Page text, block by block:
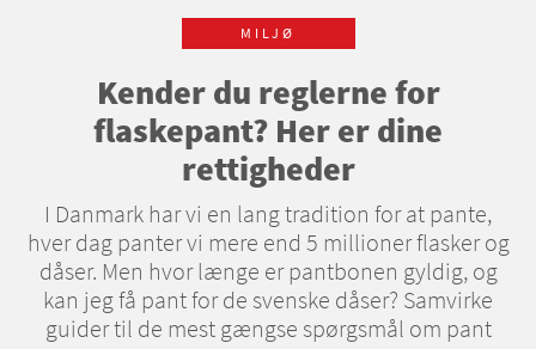
MILJØ
Kender du reglerne for
flaskepant? Her er dine
rettigheder
I Danmark har vi en lang tradition for at pante,
hver dag panter vi mere end 5 millioner flasker og
dåser. Men hvor længe er pantbonen gyldig, og
kan jeg få pant for de svenske dåser? Samvirke
guider til de mest gængse spørgsmål om pant